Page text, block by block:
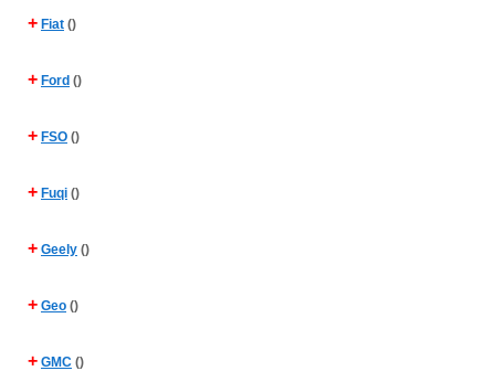
+ Fiat ()
+ Ford ()
+ FSO ()
+ Fuqi ()
+ Geely ()
+ Geo ()
+ GMC ()